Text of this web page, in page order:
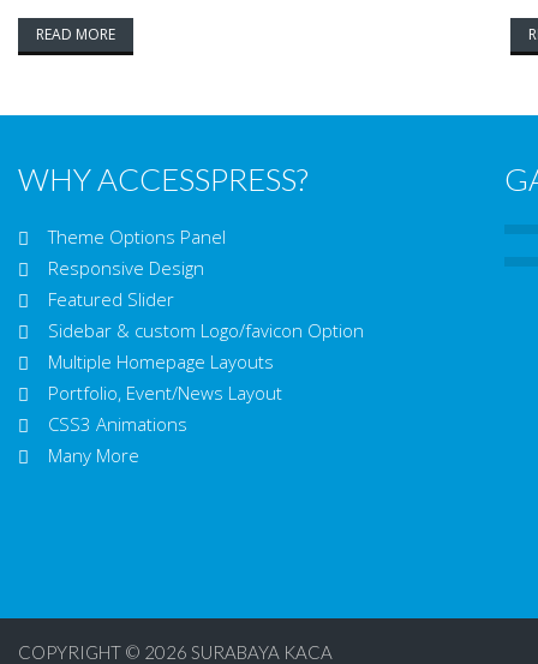
READ MORE
WHY ACCESSPRESS?
Theme Options Panel
Responsive Design
Featured Slider
Sidebar & custom Logo/favicon Option
Multiple Homepage Layouts
Portfolio, Event/News Layout
CSS3 Animations
Many More
COPYRIGHT © 2026 SURABAYA KACA